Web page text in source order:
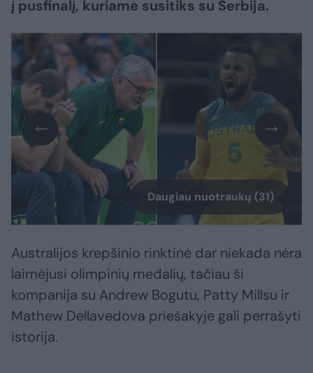
į pusfinalį, kuriame susitiks su Serbija.
Daugiau nuotraukų (31)
Australijos krepšinio rinktinė dar niekada nėra
laimėjusi olimpinių medalių, tačiau ši
kompanija su Andrew Bogutu, Patty Millsu ir
Mathew Dellavedova priešakyje gali perrašyti
istorija.